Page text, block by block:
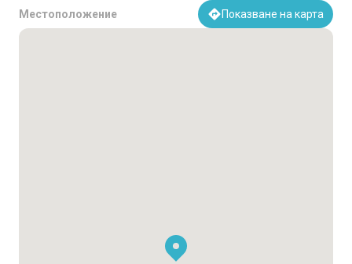
Местоположение Показване на карта